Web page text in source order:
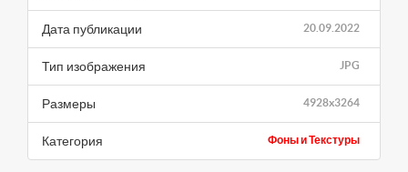
20.09.2022
Дата публикации
JPG
Тип изображения
4928x3264
Размеры
Фоны и Текстуры
Категория